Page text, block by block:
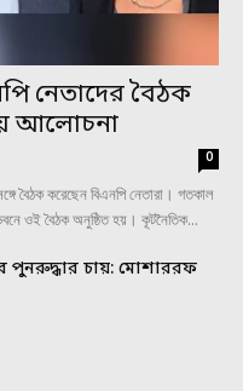
নেতাদের বৈঠক
আলোচনা
0
বৈঠক করেছেন বিএনপি নেতারা। গতকাল
ওই বৈঠক অনুষ্ঠিত হয়। কূটনৈতিক...
পুনরুদ্ধার চায়: মোশাররফ